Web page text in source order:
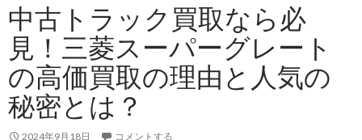
ー
ド」
が
狙
い
目！
海
中古トラック買取なら必
見！三菱スーパーグレート
の高価買取の理由と人気の
秘密とは？
2024年9月18日 コメントする